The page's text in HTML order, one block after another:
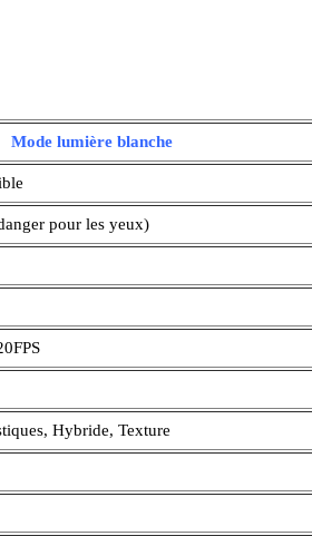
Mode lumière blanche
pour les yeux)
Hybride, Texture